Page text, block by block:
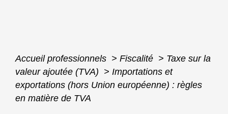
Accueil professionnels > Fiscalité > Taxe sur la
valeur ajoutée (TVA) > Importations et
exportations (hors Union européenne) : règles
en matière de TVA